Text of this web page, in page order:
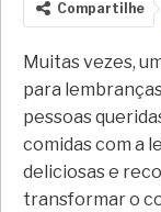
Compartilhe
Muitas vezes,
para
pessoas
comidas com a
deliciosas e
transformar o